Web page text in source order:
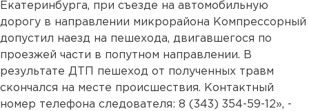
Екатеринбурга, при съезде на автомобильную
дорогу в направлении микрорайона Компрессорный
допустил наезд на пешехода, двигавшегося по
проезжей части в попутном направлении. В
результате ДТП пешеход от полученных травм
скончался на месте происшествия. Контактный
номер телефона следователя: 8 (343) 354-59-12», -